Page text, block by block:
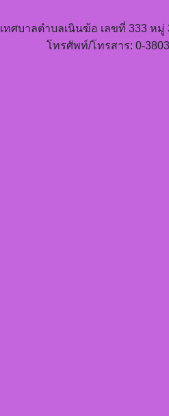
เทศบาลตำบลเนินฆ้อ เลขที่ 333 หมู่
โทรศัพท์/โทรสาร: 0-